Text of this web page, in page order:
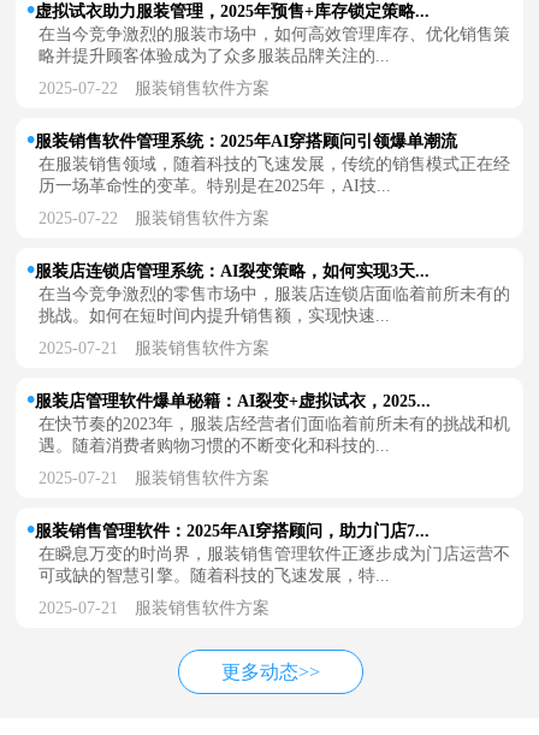
虚拟试衣助力服装管理，2025年预售+库存锁定策略...
在当今竞争激烈的服装市场中，如何高效管理库存、优化销售策
略并提升顾客体验成为了众多服装品牌关注的...
2025-07-22 服装销售软件方案
服装销售软件管理系统：2025年AI穿搭顾问引领爆单潮流
在服装销售领域，随着科技的飞速发展，传统的销售模式正在经
历一场革命性的变革。特别是在2025年，AI技...
2025-07-22 服装销售软件方案
服装店连锁店管理系统：AI裂变策略，如何实现3天...
在当今竞争激烈的零售市场中，服装店连锁店面临着前所未有的
挑战。如何在短时间内提升销售额，实现快速...
2025-07-21 服装销售软件方案
服装店管理软件爆单秘籍：AI裂变+虚拟试衣，2025...
在快节奏的2023年，服装店经营者们面临着前所未有的挑战和机
遇。随着消费者购物习惯的不断变化和科技的...
2025-07-21 服装销售软件方案
服装销售管理软件：2025年AI穿搭顾问，助力门店7...
在瞬息万变的时尚界，服装销售管理软件正逐步成为门店运营不
可或缺的智慧引擎。随着科技的飞速发展，特...
2025-07-21 服装销售软件方案
更多动态>>